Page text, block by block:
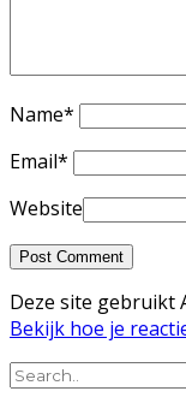
Name*
Email*
Website
Deze site gebruikt
Bekijk hoe je